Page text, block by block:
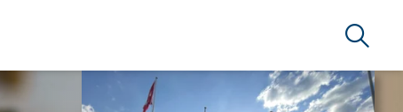
Suche